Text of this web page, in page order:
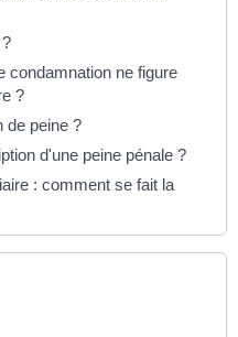
condamnation ne figure
?
de peine ?
d'une peine pénale ?
: comment se fait la